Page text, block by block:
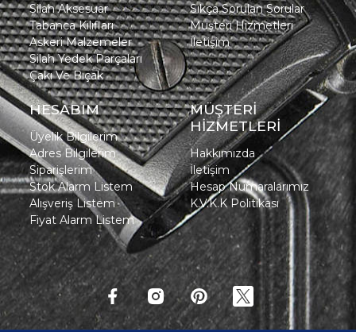
Silah Aksesuar
Tabanca Kılıfları
Askeri Malzemeler
Silah Yedek Parçaları
Çakı Ve Bıçak
Sıkça Sorulan Sorular
Müşteri Hizmetleri
İletişim
HESABIM
Üyelik Bilgilerim
Adres Bilgilerim
Siparişlerim
Stok Alarm Listem
Alışveriş Listem
Fiyat Alarm Listem
MÜŞTERİ
HİZMETLERİ
Hakkımızda
İletişim
Hesap Numaralarımız
K.V.K.K Politikası